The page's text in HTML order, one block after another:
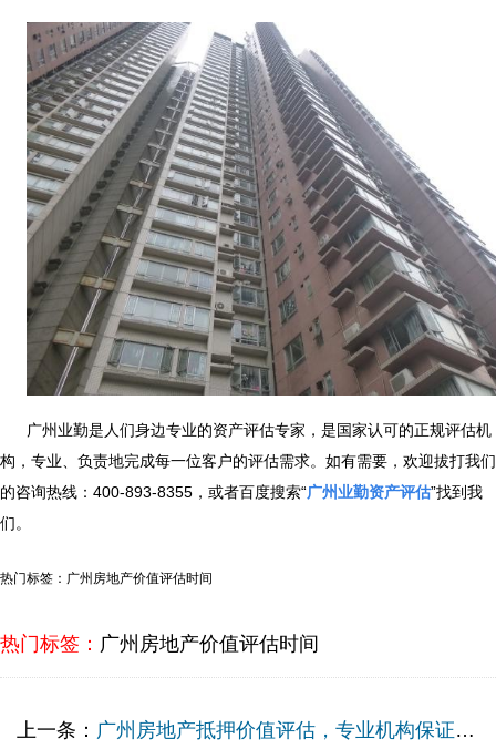
广州业勤是人们身边专业的资产评估专家，是国家认可的正规评估机
构，专业、负责地完成每一位客户的评估需求。如有需要，欢迎拔打我们
的咨询热线：400-893-8355，或者百度搜索“广州业勤资产评估”找到我
们。
热门标签：广州房地产价值评估时间
热门标签： 广州房地产价值评估时间
上一条： 广州房地产抵押价值评估，专业机构保证评估公正性